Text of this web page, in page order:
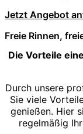
Jetzt Angebot
Freie Rinnen,
Die Vorteile
Durch unsere
Sie viele
genießen. Hier
regelmäßig